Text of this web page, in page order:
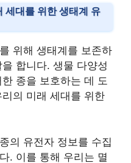
세대를 위한 생태계 유
위해 생태계를 보존하
합니다. 생물 다양성
종을 보호하는 데 도
리의 미래 세대를 위한
의 유전자 정보를 수집
. 이를 통해 우리는 멸